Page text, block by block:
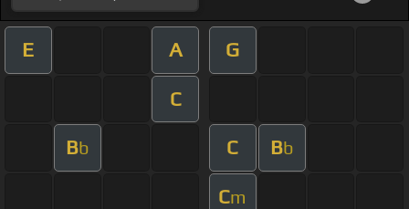
E A G
C
Bb C Bb
Cm